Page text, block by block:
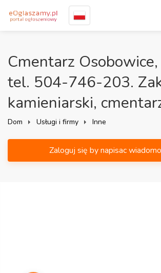
Cmentarz
tel. 504-746-203.
kamieniarski,
Dom Usługi i firmy Inne
Zaloguj się by napisac